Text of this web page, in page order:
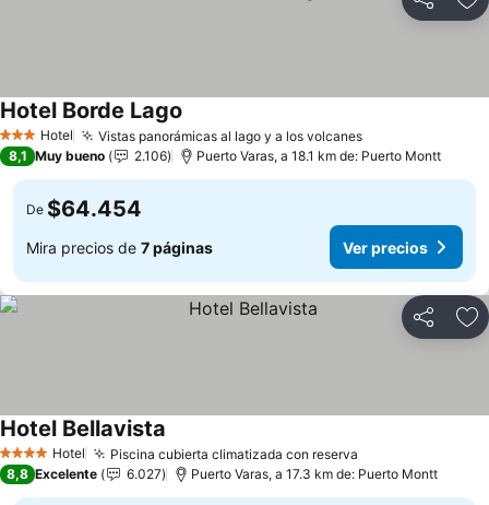
Compartir
3 Estrellas
Hotel Vistas panorámicas al lago y a los volcanesVer precios
Hotel Borde Lago
8,1 Muy bueno 2.106 Puerto Varas, a 18.1 km de: Puerto Montt
De $64.454
Mira precios de 7 páginas Ver precios
Compartir
4 EstrellasHotel Piscina cubierta climatizada con reserva
Hotel Bellavista
8,8 Excelente 6.027 Puerto Varas, a 17.3 km de: Puerto Montt